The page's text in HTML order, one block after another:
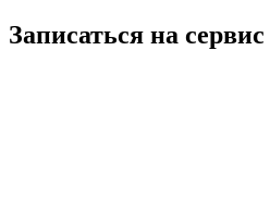
Записаться на сервис